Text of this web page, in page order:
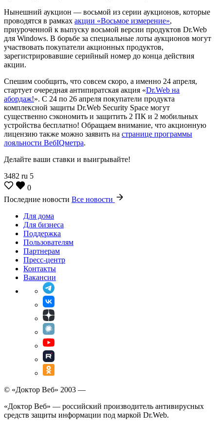
Нынешний аукцион — восьмой из серии аукционов, которые
проводятся в рамках акции «Восьмое измерение»,
приуроченной к выпуску восьмой версии продуктов Dr.Web
для Windows. В борьбе за специальные лоты аукционов могут
участвовать покупатели акционных продуктов,
зарегистрировавшие серийный номер до конца действия
акции.
Спешим сообщить, что совсем скоро, а именно 24 апреля,
стартует очередная антипиратская акция «Dr.Web на
абордаж!». С 24 по 26 апреля покупатели продукта
комплексной защиты Dr.Web Security Space могут
существенно сэкономить и защитить 2 ПК и 2 мобильных
устройства бесплатно! Обращаем внимание, что акционную
лицензию также можно заявить на странице программы
лояльности ВебIQметра.
Делайте ваши ставки и выигрывайте!
3482 ru 5
0
Последние новости Все новости
Для дома
Для бизнеса
Поддержка
Пользователям
Партнерам
Пресс-центр
Контакты
Вакансии
© «Доктор Веб» 2003 —
«Доктор Веб» — российский производитель антивирусных
средств защиты информации под маркой Dr.Web.